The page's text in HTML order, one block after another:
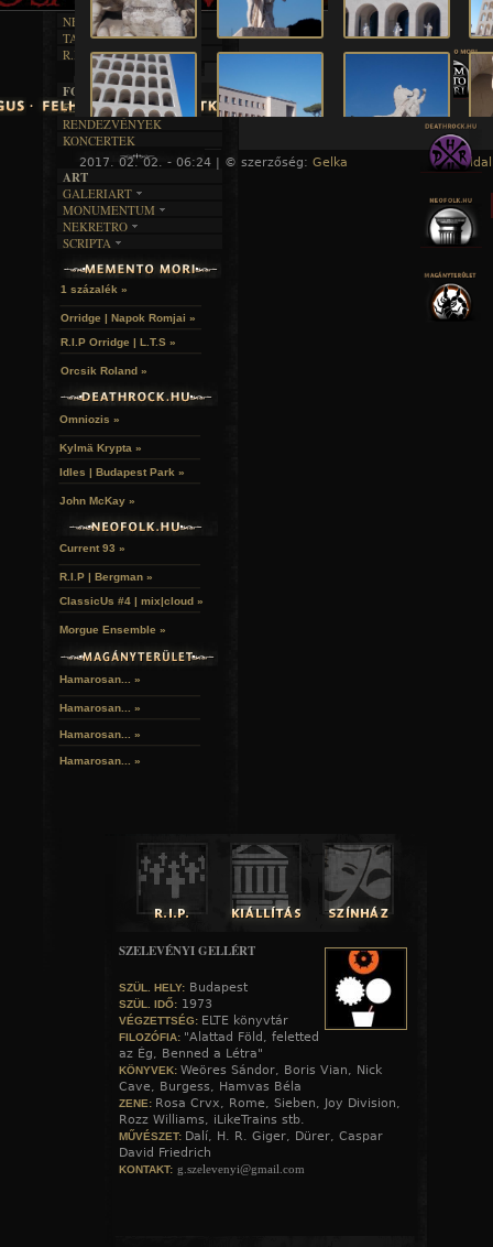
A hozzászóláshoz
2017. 02. 02. - 06:24 | © szerzőség: Gelka « Főoldal
ÍRÁSTÖRTÉNET
SZÖVEGES
RENDEZVÉNYEK
NEKROMANTIKA
AKTUÁLIS
A MÚLT
TAJTÉKOS NAPOK
R.I.P.
FOTÓGALÉRIA
FESZTIVÁLOK
RENDEZVÉNYEK
KONCERTEK
ART
GALERIART
ARTGALERI
KÉPREGÉNYEK
LAKÁSKULTS
MONUMENTUM
TEMETŐK
TEMPLOMOK
VÁRAK
HELYEK
NEKRETRO
SZUBKULT
FEKETE LYUK
RELIKVIÁK
SCRIPTA
NOVELLÁK
VERSEK
1 százalék »
Orridge | Napok Romjai »
R.I.P Orridge | L.T.S »
Orcsik Roland »
Omniozis »
Kylmä Krypta »
Idles | Budapest Park »
John McKay »
Current 93 »
R.I.P | Bergman »
ClassicUs #4 | mix|cloud »
Morgue Ensemble »
Hamarosan... »
Hamarosan... »
Hamarosan... »
Hamarosan... »
SZELEVÉNYI GELLÉRT
SZÜL. HELY: Budapest
SZÜL. IDŐ: 1973
VÉGZETTSÉG: ELTE könyvtár
FILOZÓFIA: "Alattad Föld, feletted
az Ég, Benned a Létra"
KÖNYVEK: Weöres Sándor, Boris Vian, Nick
Cave, Burgess, Hamvas Béla
ZENE: Rosa Crvx, Rome, Sieben, Joy Division,
Rozz Williams, iLikeTrains stb.
MŰVÉSZET: Dalí, H. R. Giger, Dürer, Caspar
David Friedrich
KONTAKT: g.szelevenyi@gmail.com